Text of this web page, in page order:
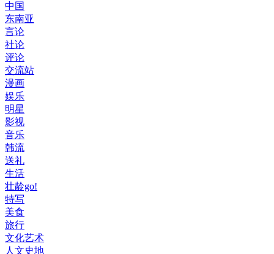
中国
东南亚
言论
社论
评论
交流站
漫画
娱乐
明星
影视
音乐
韩流
送礼
生活
壮龄go!
特写
美食
旅行
文化艺术
人文史地